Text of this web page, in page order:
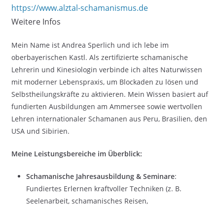
https://www.alztal-schamanismus.de
Weitere Infos
Mein Name ist Andrea Sperlich und ich lebe im
oberbayerischen Kastl. Als zertifizierte schamanische
Lehrerin und Kinesiologin verbinde ich altes Naturwissen
mit moderner Lebenspraxis, um Blockaden zu lösen und
Selbstheilungskräfte zu aktivieren. Mein Wissen basiert auf
fundierten Ausbildungen am Ammersee sowie wertvollen
Lehren internationaler Schamanen aus Peru, Brasilien, den
USA und Sibirien.
Meine Leistungsbereiche im Überblick:
Schamanische Jahresausbildung & Seminare:
Fundiertes Erlernen kraftvoller Techniken (z. B.
Seelenarbeit, schamanisches Reisen,